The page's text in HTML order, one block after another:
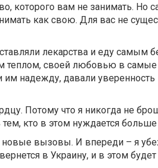
которого вам не занимать. Но
как свою. Для вас не
лекарства и еду самым
теплом, своей любовью в
им надежду, давали уверенность
Потому что я никогда не
кто в этом нуждается больше
новые вызовы. И впереди – я
в Украину, и в этом